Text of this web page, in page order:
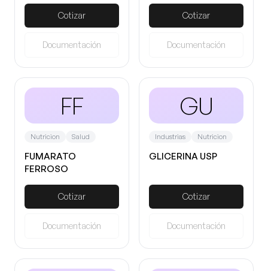
Cotizar
Documentación
Cotizar
Documentación
FF
Nutricion Salud
FUMARATO
FERROSO
Cotizar
Documentación
GU
Industrias Nutricion
GLICERINA USP
Cotizar
Documentación